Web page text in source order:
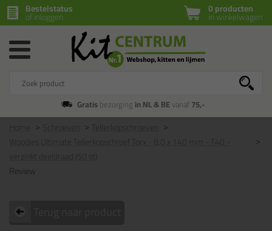
0 producten
in winkelwagen
Bestelstatus
of inloggen
Gratisbezorging in NL & BEvanaf75,-
Woodies Ultimate Tellerkopschroef Torx - 8,0 x 140 mm - T40 -
Review